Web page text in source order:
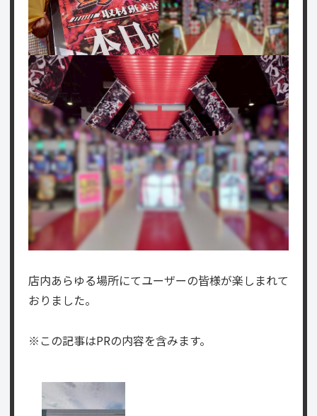
店内あらゆる場所にてユーザーの皆様が楽しまれて
おりました。
※この記事はPRの内容を含みます。